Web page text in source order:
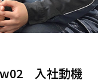
入社動機